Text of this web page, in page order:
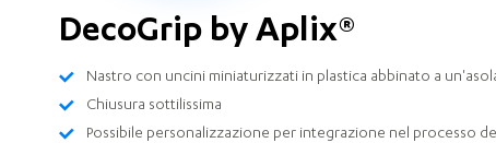
DecoGrip by Aplix®
Nastro con uncini miniaturizzati in plastica abbinato a
Chiusura sottilissima
Possibile personalizzazione per integrazione nel processo